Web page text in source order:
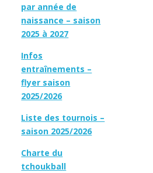
par année de
naissance – saison
2025 à 2027
Infos
entraînements –
flyer saison
2025/2026
Liste des tournois –
saison 2025/2026
Charte du
tchoukball